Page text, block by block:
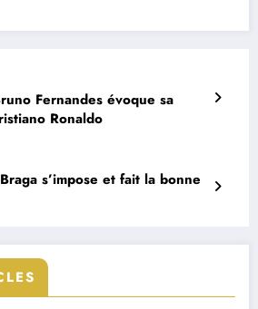
Fernandes évoque sa
Ronaldo
s’impose et fait la bonne